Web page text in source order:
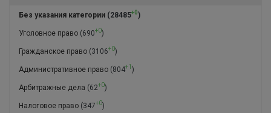
Без указания категории (28485+0)
Уголовное право (690+0)
Гражданское право (3106+0)
Административное право (804+1 )
Арбитражные дела (62+0)
Налоговое право (347+0)